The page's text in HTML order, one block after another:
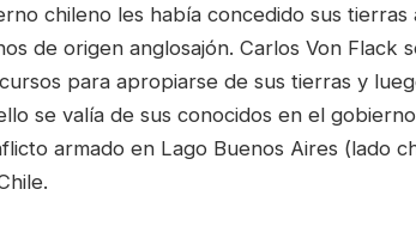
chileno les había concedido sus tierras
de origen anglosajón. Carlos Von Flack
para apropiarse de sus tierras y
se valía de sus conocidos en el
armado en Lago Buenos Aires (lado